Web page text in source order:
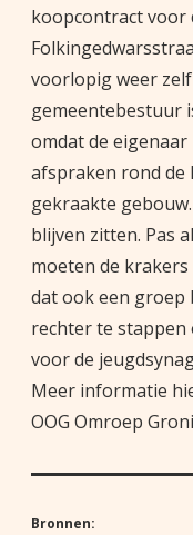
koopcontract voor
voorlopig weer
gemeentebestuur
omdat de
afspraken rond de
gekraakte
blijven zitten. Pas
moeten de
dat ook een groep
rechter te stappen
voor de
Meer informatie
OOG Omroep
Bronnen: